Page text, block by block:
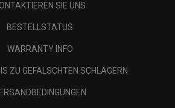
SIE UNS
BESTELLSTATUS
WARRANTY INFO
ZU GEFÄLSCHTEN SCHLÄGERN